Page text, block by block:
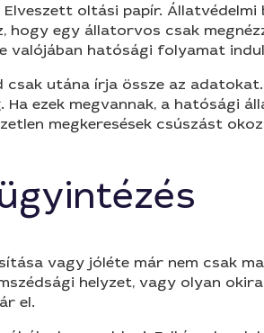
oltási papír.
hogy egy állatorvos csak
valójában hatósági folyamat
csak utána írja össze az
ezek megvannak, a hatósági
megkeresések csúszást
vagy jóléte már nem csak
helyzet, vagy olyan
el.